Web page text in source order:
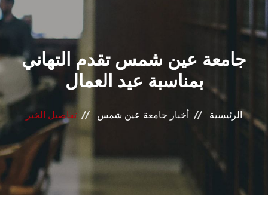
القطاعـات
الشئون الأكاديمية
البحث العلمي
الرعاية الصحية
المراكز والوحدات
الأنظمة الذكية
جامعة عين شمس تقدم التهاني
بمناسبة عيد العمال
الرئيسية أخبار جامعة عين شمس تفاصيل الخبر